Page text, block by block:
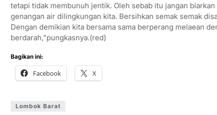
tetapi tidak membunuh jentik. Oleh sebab itu jangan biarkan
genangan air dilingkungan kita. Bersihkan semak semak
Dengan demikian kita bersama sama berperang melaean
berdarah,”pungkasnya.(red)
Bagikan ini:
Facebook X
Lombok Barat